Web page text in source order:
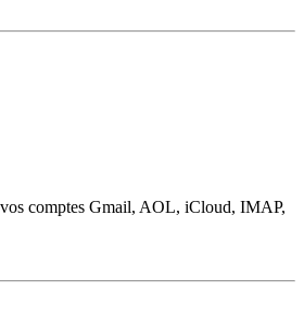
vos comptes Gmail, AOL, iCloud, IMAP,